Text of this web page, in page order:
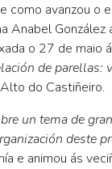
avanzou o
o 27 de maio
de
do Castiñeiro.
un tema de
deste
e animou ás